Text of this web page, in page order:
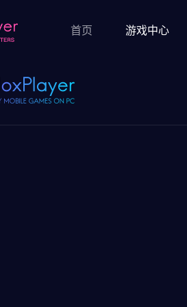
首页 游戏中心